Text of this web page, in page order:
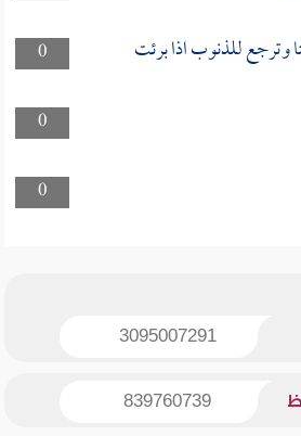
0
للذنوب اذا برئت
0
0
3095007291
839760739